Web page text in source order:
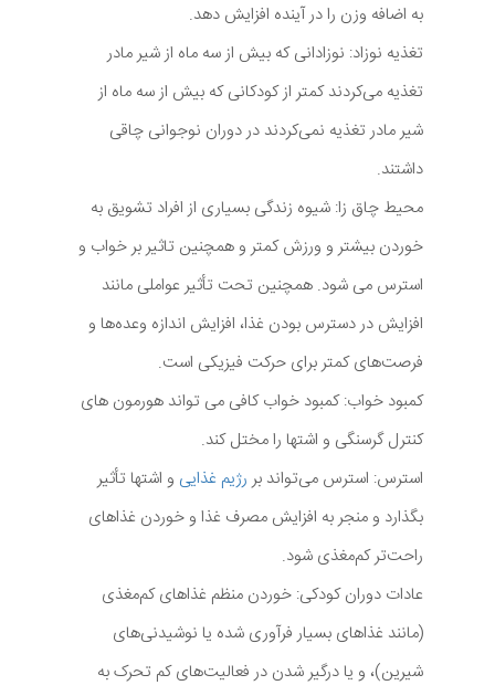
به اضافه وزن را در آینده افزایش دهد.
تغذیه نوزاد: نوزادانی که بیش از سه ماه از شیر مادر
تغذیه می‌کردند کمتر از کودکانی که بیش از سه ماه از
شیر مادر تغذیه نمی‌کردند در دوران نوجوانی چاقی
داشتند.
محیط چاق زا: شیوه زندگی بسیاری از افراد تشویق به
خوردن بیشتر و ورزش کمتر و همچنین تاثیر بر خواب و
استرس می شود. همچنین تحت تأثیر عواملی مانند
افزایش در دسترس بودن غذا، افزایش اندازه وعده‌ها و
فرصت‌های کمتر برای حرکت فیزیکی است.
کمبود خواب: کمبود خواب کافی می تواند هورمون های
کنترل گرسنگی و اشتها را مختل کند.
استرس: استرس می‌تواند بررژیم غذایی و اشتها تأثیر
بگذارد و منجر به افزایش مصرف غذا و خوردن غذاهای
راحت‌تر کم‌مغذی شود.
عادات دوران کودکی: خوردن منظم غذاهای کم‌مغذی
(مانند غذاهای بسیار فرآوری شده یا نوشیدنی‌های
شیرین)، و یا درگیر شدن در فعالیت‌های کم تحرک به